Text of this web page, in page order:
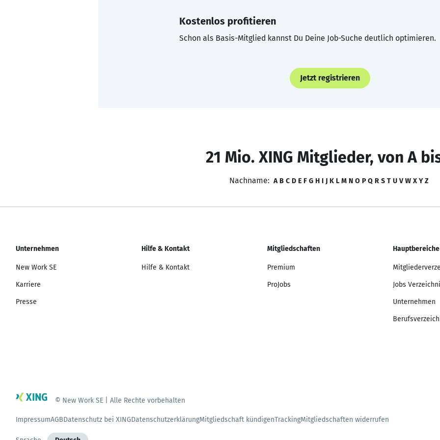
Kostenlos profitieren
Schon als Basis-Mitglied kannst Du Deine Job-Suche deutlich optimieren.
Jetzt registrieren
21 Mio. XING Mitglieder, von A
Nachname: A B C D E F G H I J K L M N O P Q R S T U V W X Y Z
Unternehmen
New Work SE
Karriere
Presse
Hilfe & Kontakt
Hilfe & Kontakt
Mitgliedschaften
Premium
ProJobs
Hauptbereiche
Jobs
Unternehmen
© New Work SE | Alle Rechte vorbehalten
ImpressumAGBDatenschutz bei XINGDatenschutzerklärungMitgliedschaft kündigenTrackingMitgliedschaften widerrufen